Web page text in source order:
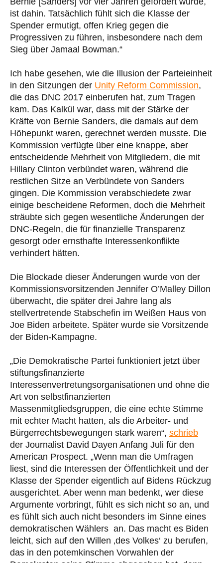
ist dahin. Tatsächlich fühlt sich die Klasse der
Spender ermutigt, offen Krieg gegen die
Progressiven zu führen, insbesondere nach dem
Sieg über Jamaal Bowman.“
Ich habe gesehen, wie die Illusion der Parteieinheit
in den Sitzungen der Unity Reform Commission,
die das DNC 2017 einberufen hat, zum Tragen
kam. Das Kalkül war, dass mit der Stärke der
Kräfte von Bernie Sanders, die damals auf dem
Höhepunkt waren, gerechnet werden musste. Die
Kommission verfügte über eine knappe, aber
entscheidende Mehrheit von Mitgliedern, die mit
Hillary Clinton verbündet waren, während die
restlichen Sitze an Verbündete von Sanders
gingen. Die Kommission verabschiedete zwar
einige bescheidene Reformen, doch die Mehrheit
sträubte sich gegen wesentliche Änderungen der
DNC-Regeln, die für finanzielle Transparenz
gesorgt oder ernsthafte Interessenkonflikte
verhindert hätten.
Die Blockade dieser Änderungen wurde von der
Kommissionsvorsitzenden Jennifer O’Malley Dillon
überwacht, die später drei Jahre lang als
stellvertretende Stabschefin im Weißen Haus von
Joe Biden arbeitete. Später wurde sie Vorsitzende
der Biden-Kampagne.
„Die Demokratische Partei funktioniert jetzt über
stiftungsfinanzierte
Interessenvertretungsorganisationen und ohne die
Art von selbstfinanzierten
Massenmitgliedsgruppen, die eine echte Stimme
mit echter Macht hatten, als die Arbeiter- und
Bürgerrechtsbewegungen stark waren“, schrieb
der Journalist David Dayen Anfang Juli für den
American Prospect. „Wenn man die Umfragen
liest, sind die Interessen der Öffentlichkeit und der
Klasse der Spender eigentlich auf Bidens Rückzug
ausgerichtet. Aber wenn man bedenkt, wer diese
Argumente vorbringt, fühlt es sich nicht so an, und
es fühlt sich auch nicht besonders im Sinne eines
demokratischen Wählers an. Das macht es Biden
leicht, sich auf den Willen ‚des Volkes‘ zu berufen,
das in den potemkinschen Vorwahlen der